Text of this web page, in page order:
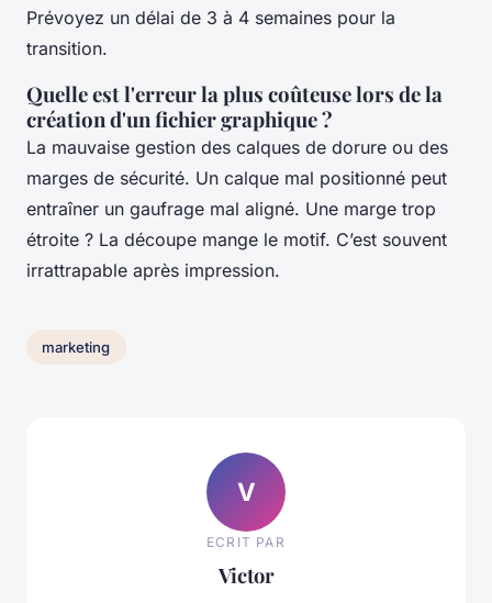
Prévoyez un délai de 3 à 4 semaines pour la
transition.
Quelle est l'erreur la plus coûteuse lors de la
création d'un fichier graphique ?
La mauvaise gestion des calques de dorure ou des
marges de sécurité. Un calque mal positionné peut
entraîner un gaufrage mal aligné. Une marge trop
étroite ? La découpe mange le motif. C’est souvent
irrattrapable après impression.
marketing
V
ECRIT PAR
Victor